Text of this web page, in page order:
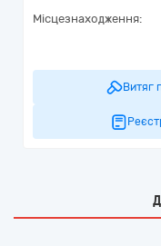
Місцезнаходження:
Витяг